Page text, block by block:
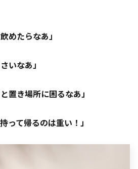
めたらなあ」
いなあ」
置き場所に困るなあ」
って帰るのは重い！」